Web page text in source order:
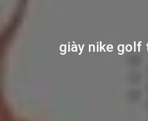
giày nike golf